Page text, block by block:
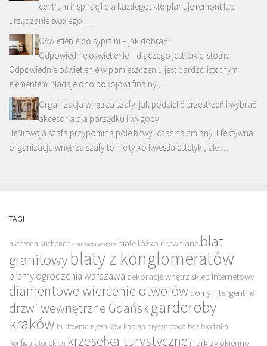
centrum inspiracji dla każdego, kto planuje remont lub
urządzanie swojego …
Oświetlenie do sypialni – jak dobrać?
Odpowiednie oświetlenie – dlaczego jest takie istotne
Odpowiednie oświetlenie w pomieszczeniu jest bardzo istotnym
elementem. Nadaje ono pokojowi finalny …
Organizacja wnętrza szafy: jak podzielić przestrzeń i wybrać
akcesoria dla porządku i wygody
Jeśli twoja szafa przypomina pole bitwy, czas na zmiany. Efektywna
organizacja wnętrza szafy to nie tylko kwestia estetyki, ale …
TAGI
akcesoria kuchenne aranżacja wnętrz białe łóżko drewniane blat
granitowyblaty z konglomeratów
bramy ogrodzenia warszawa dekoracje wnętrz sklep internetowy
diamentowe wiercenie otworów domy inteligentne
drzwi wewnętrzne Gdańskgarderoby
kraków hurtownia ręczników kabina prysznicowa bez brodzika
Konfigurator okien krzesełka turystyczne markizy okienne